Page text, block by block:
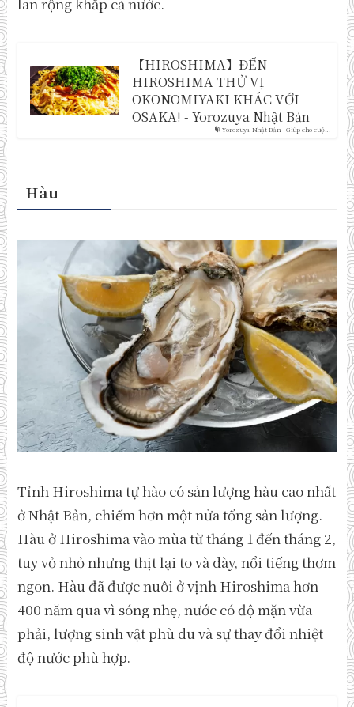
Yorozuya Nhật Bản - Giúp cho cuộ...
【HIROSHIMA】ĐẾN
HIROSHIMA THỬ VỊ
OKONOMIYAKI KHÁC VỚI
OSAKA! - Yorozuya Nhật Bản
Hàu
Tỉnh Hiroshima tự hào có sản lượng hàu cao nhất
ở Nhật Bản, chiếm hơn một nửa tổng sản lượng.
Hàu ở Hiroshima vào mùa từ tháng 1 đến tháng 2,
tuy vỏ nhỏ nhưng thịt lại to và dày, nổi tiếng thơm
ngon. Hàu đã được nuôi ở vịnh Hiroshima hơn
400 năm qua vì sóng nhẹ, nước có độ mặn vừa
phải, lượng sinh vật phù du và sự thay đổi nhiệt
độ nước phù hợp.